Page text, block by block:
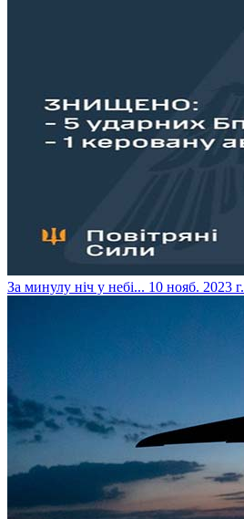
​За минулу ніч у небі... 10 нояб. 2023 г.